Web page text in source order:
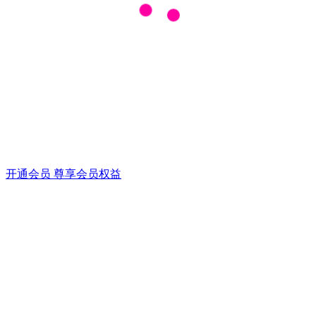
开通会员 尊享会员权益